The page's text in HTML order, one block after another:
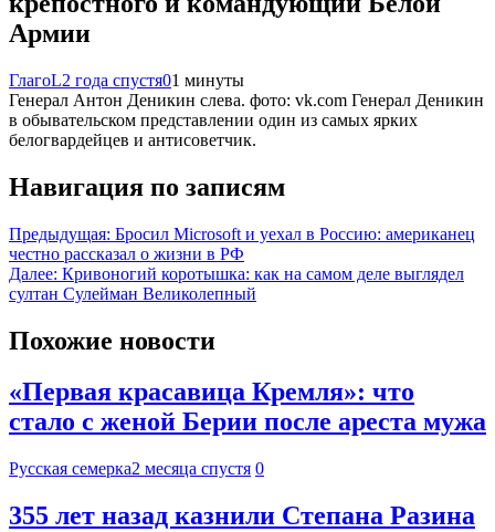
Армии
ГлагоL2 года спустя01 минуты
Генерал Антон Деникин слева. фото: vk.com Генерал Деникин
в обывательском представлении один из самых ярких
белогвардейцев и антисоветчик.
Навигация по записям
Предыдущая: Бросил Microsoft и уехал в Россию: американец
честно рассказал о жизни в РФ
Далее: Кривоногий коротышка: как на самом деле выглядел
султан Сулейман Великолепный
Похожие новости
«Первая красавица Кремля»: что
стало с женой Берии после ареста мужа
Русская семерка2 месяца спустя 0
355 лет назад казнили Степана Разина